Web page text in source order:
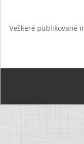
Veškeré publikované